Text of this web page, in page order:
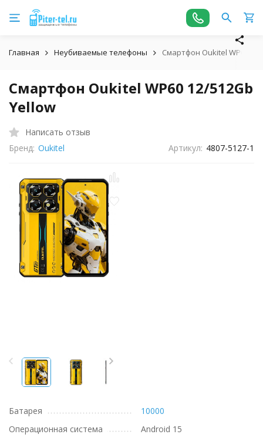
Главная Неубиваемые телефоны Смартфон Oukitel WP60
Смартфон Oukitel WP60 12/512Gb
Yellow
Написать отзыв
Бренд: Oukitel Артикул: 4807-5127-1
Батарея
10000
Операционная система
Android 15